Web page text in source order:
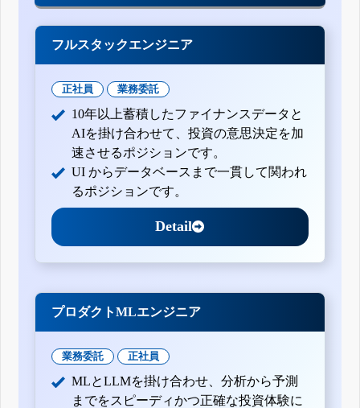
フルスタックエンジニア
正社員 業務委託
10年以上蓄積したファイナンスデータと
AIを掛け合わせて、投資の意思決定を加
速させるポジションです。
UI からデータベースまで一貫して関われ
るポジションです。
Detail
プロダクトMLエンジニア
業務委託 正社員
MLとLLMを掛け合わせ、分析から予測
までをスピーディかつ正確な投資体験に